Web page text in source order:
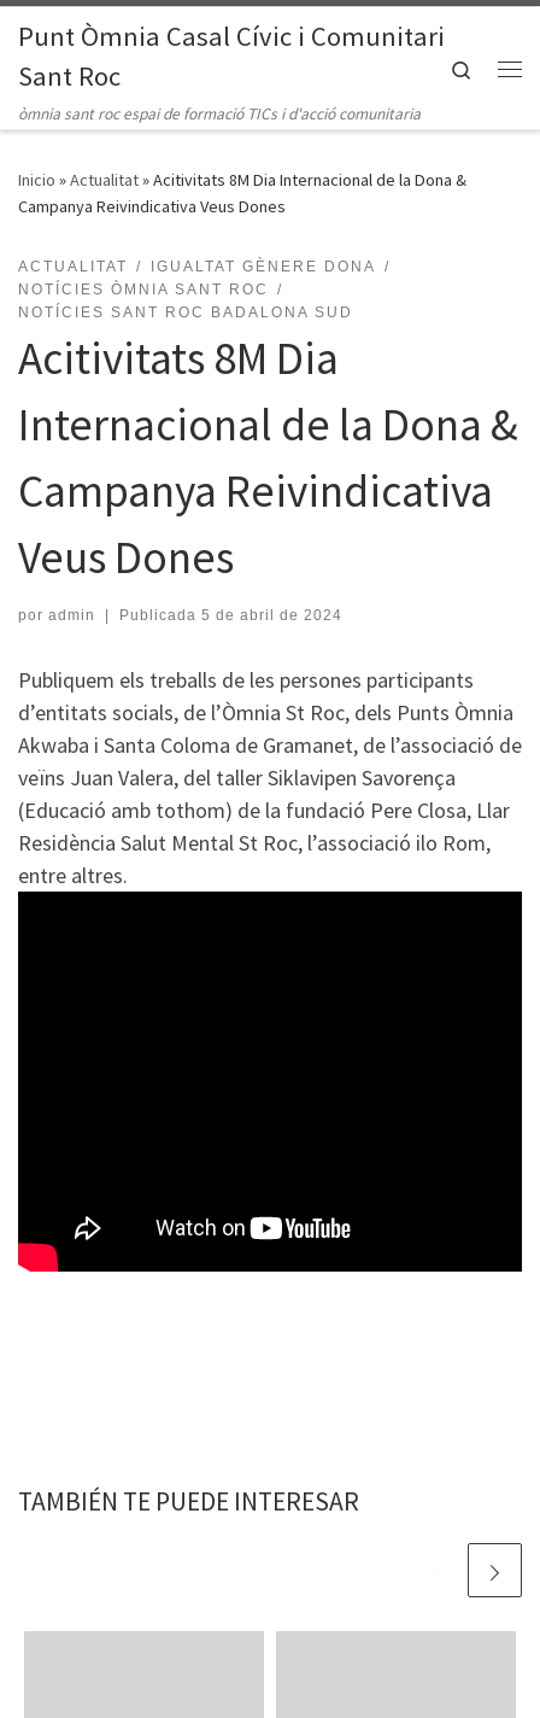
Saltar al contenido
Punt Òmnia Casal Cívic i Comunitari
Sant Roc
òmnia sant roc espai de formació TICs i d'acció comunitaria
Search
Inicio »Actualitat»Acitivitats 8M Dia Internacional de la Dona &
Campanya Reivindicativa Veus Dones
ACTUALITAT
IGUALTAT GÈNERE DONA
NOTÍCIES ÒMNIA SANT ROC
NOTÍCIES SANT ROC BADALONA SUD
Acitivitats 8M Dia
Internacional de la Dona &
Campanya Reivindicativa
Veus Dones
por admin | Publicada 5 de abril de 2024
Publiquem els treballs de les persones participants
d’entitats socials, de l’Òmnia St Roc, dels Punts Òmnia
Akwaba i Santa Coloma de Gramanet, de l’associació de
veïns Juan Valera, del taller Siklavipen Savorença
(Educació amb tothom) de la fundació Pere Closa, Llar
Residència Salut Mental St Roc, l’associació ilo Rom,
entre altres.
TAMBIÉN TE PUEDE INTERESAR